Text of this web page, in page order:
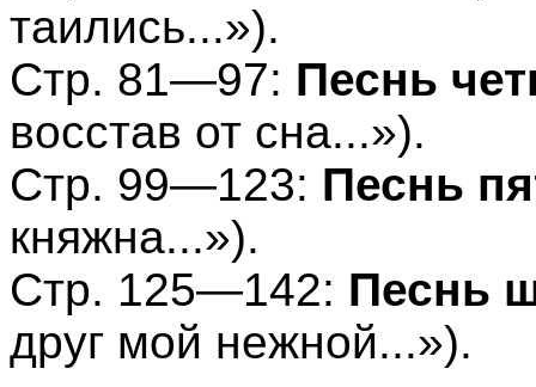
таились...»).
Стр. 81—97: Песнь
восстав от сна...»).
Стр. 99—123: Песнь
княжна...»).
Стр. 125—142: Песнь
друг мой нежной...»).